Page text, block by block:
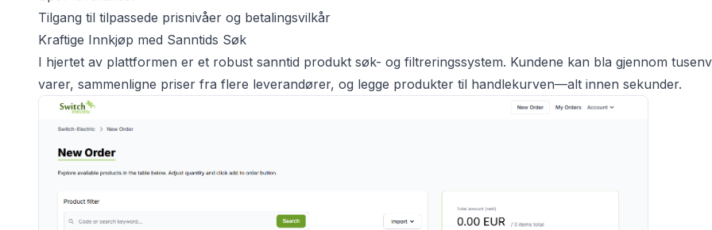
Tilgang til tilpassede prisnivåer og betalingsvilkår
Kraftige Innkjøp med Sanntids Søk
I hjertet av plattformen er et robust sanntid produkt søk- og filtreringssystem. Kundene kan bla gjennom
varer, sammenligne priser fra flere leverandører, og legge produkter til handlekurven—alt innen sekunder.